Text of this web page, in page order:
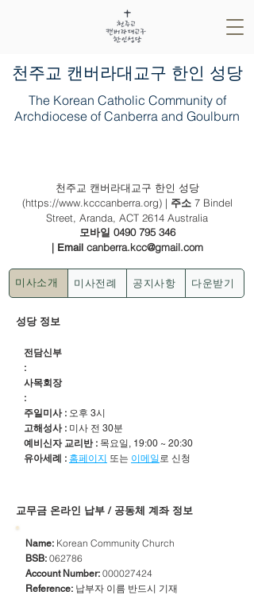
​천주교 캔버라대교구 한인 성당
The Korean Catholic Community of
Archdiocese of Canberra and Goulburn
천주교 캔버라대교구 한인 성당
(https://www.kcccanberra.org) | 주소 7 Bindel
Street, Aranda, ACT 2614 Australia
모바일 0490 795 346
| Email canberra.kcc@gmail.com
미사소개 미사전례 공지사항 다운받기
성당 정보
전담신부
:
사목회장
:
주일미사 : 오후 3시
고해성사 : 미사 전 30분
예비신자 교리반 : 목요일, 19:00 ~ 20:30
유아세례 : 홈페이지 또는 이메일 로 신청
​교무금 온라인 납부 / 공동체 계좌 정보
Name: Korean Community Church
BSB: 062786
Account Number: 000027424
Reference: 납부자 이름 반드시 기재